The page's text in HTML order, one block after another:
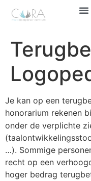
Je kan op een
honorarium rekenen
onder de verplichte
…). Sommige
recht op een
hoger bedrag